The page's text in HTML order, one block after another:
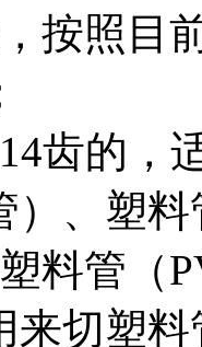
按照目
齿的，
、塑料
料管（
来切塑